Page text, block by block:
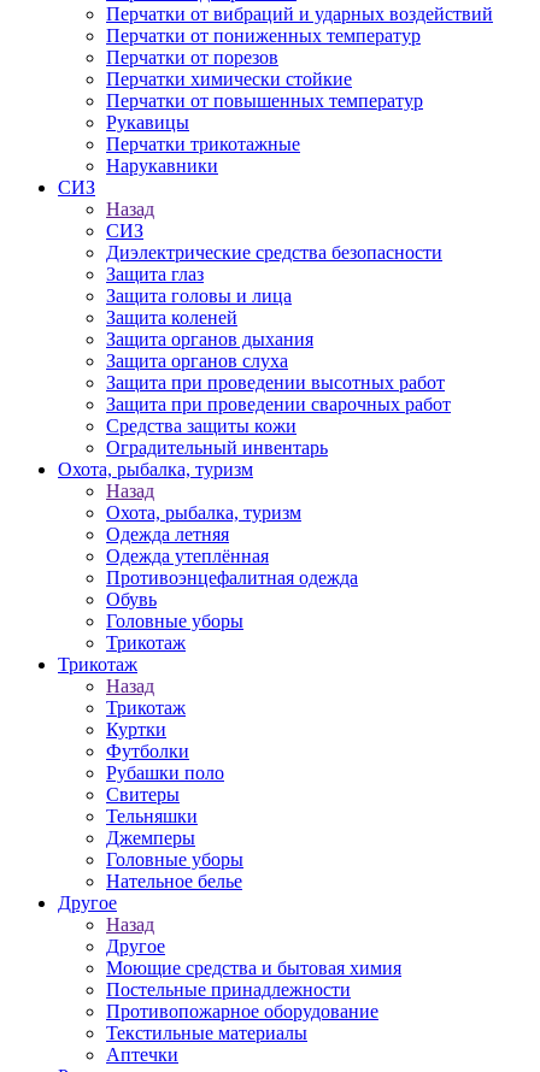
Перчатки от вибраций и ударных воздействий
Перчатки от пониженных температур
Перчатки от порезов
Перчатки химически стойкие
Перчатки от повышенных температур
Рукавицы
Перчатки трикотажные
Нарукавники
СИЗ
Назад
СИЗ
Диэлектрические средства безопасности
Защита глаз
Защита головы и лица
Защита коленей
Защита органов дыхания
Защита органов слуха
Защита при проведении высотных работ
Защита при проведении сварочных работ
Средства защиты кожи
Оградительный инвентарь
Охота, рыбалка, туризм
Назад
Охота, рыбалка, туризм
Одежда летняя
Одежда утеплённая
Противоэнцефалитная одежда
Обувь
Головные уборы
Трикотаж
Трикотаж
Назад
Трикотаж
Куртки
Футболки
Рубашки поло
Свитеры
Тельняшки
Джемперы
Головные уборы
Нательное белье
Другое
Назад
Другое
Моющие средства и бытовая химия
Постельные принадлежности
Противопожарное оборудование
Текстильные материалы
Аптечки